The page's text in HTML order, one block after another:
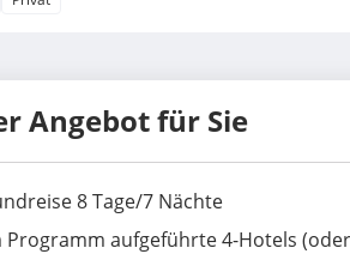
Angebot für Sie
8 Tage/7 Nächte
Programm aufgeführte 4-Hotels